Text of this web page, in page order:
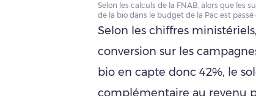
Selon les calculs de la FNAB, alors que les
de la bio dans le budget de la Pac est passé
Selon les chiffres
conversion sur les
bio en capte donc 42%, le
complémentaire au revenu